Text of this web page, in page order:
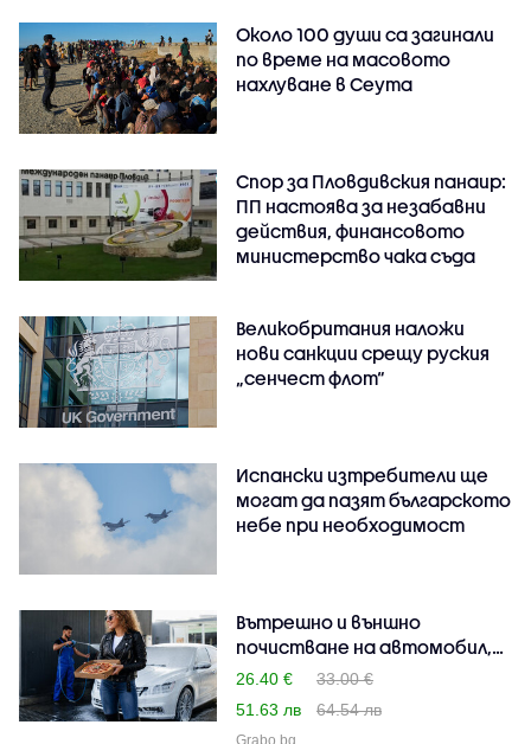
Около 100 души са загинали
по време на масовото
нахлуване в Сеута
Спор за Пловдивския панаир:
ПП настоява за незабавни
действия, финансовото
министерство чака съда
Великобритания наложи
нови санкции срещу руския
„сенчест флот“
Испански изтребители ще
могат да пазят българското
небе при необходимост
Вътрешно и външно
почистване на автомобил,
п..
26.40 €
33.00 €
51.63 лв
64.54 лв
Grabo.bg